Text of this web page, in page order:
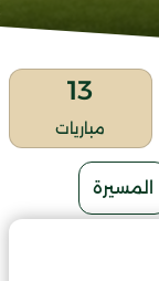
13
مباريات
المسيرة